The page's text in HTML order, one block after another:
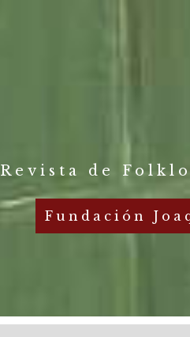
Revista de
Fundación